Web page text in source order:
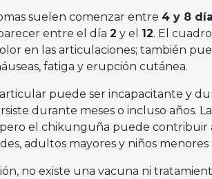
suelen comenzar entre 4 y 8
entre el día 2 y el 12. El
en las articulaciones; también
fatiga y erupción cutánea.
puede ser incapacitante y
durante meses o incluso años.
el chikunguña puede contribuir
adultos mayores y niños menores
no existe una vacuna ni